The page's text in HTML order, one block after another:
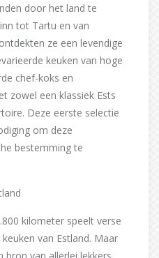
door het land te
tot Tartu en van
ze een levendige
keuken van hoge
chef-koks en
zowel een klassiek Ests
Deze eerste selectie
om deze
bestemming te
kilometer speelt verse
van Estland. Maar